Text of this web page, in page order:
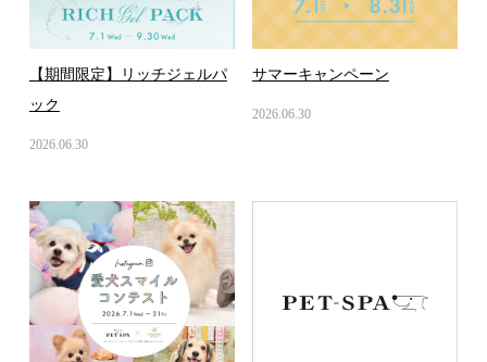
【期間限定】リッチジェルパ
ック
2026.06.30
サマーキャンペーン
2026.06.30